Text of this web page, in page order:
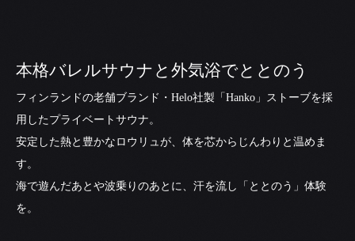
本格バレルサウナと外気浴でととのう
フィンランドの老舗ブランド・Helo社製「Hanko」ストーブを採
用したプライベートサウナ。
安定した熱と豊かなロウリュが、体を芯からじんわりと温めま
す。
海で遊んだあとや波乗りのあとに、汗を流し「ととのう」体験
を。